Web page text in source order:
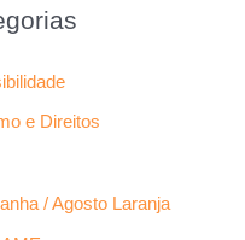
e Direitos
/ Agosto Laranja